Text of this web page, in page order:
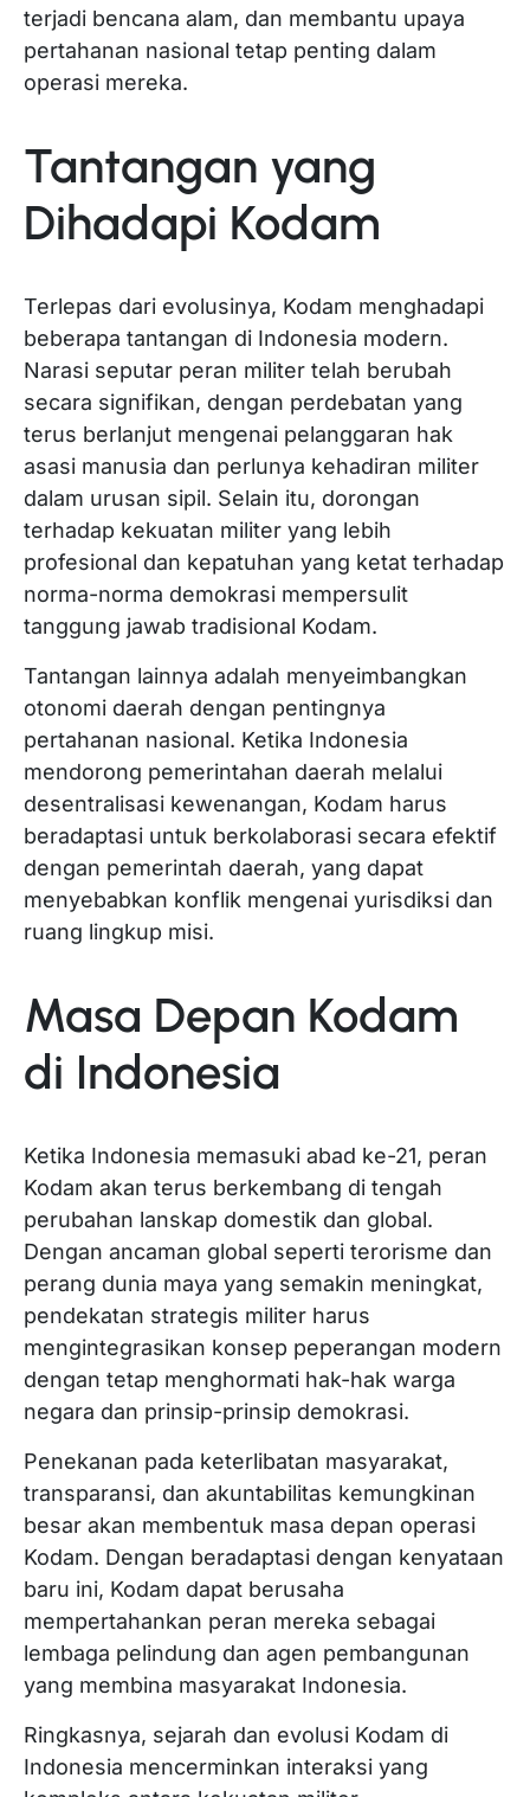
terjadi bencana alam, dan membantu upaya
pertahanan nasional tetap penting dalam
operasi mereka.
Tantangan yang
Dihadapi Kodam
Terlepas dari evolusinya, Kodam menghadapi
beberapa tantangan di Indonesia modern.
Narasi seputar peran militer telah berubah
secara signifikan, dengan perdebatan yang
terus berlanjut mengenai pelanggaran hak
asasi manusia dan perlunya kehadiran militer
dalam urusan sipil. Selain itu, dorongan
terhadap kekuatan militer yang lebih
profesional dan kepatuhan yang ketat terhadap
norma-norma demokrasi mempersulit
tanggung jawab tradisional Kodam.
Tantangan lainnya adalah menyeimbangkan
otonomi daerah dengan pentingnya
pertahanan nasional. Ketika Indonesia
mendorong pemerintahan daerah melalui
desentralisasi kewenangan, Kodam harus
beradaptasi untuk berkolaborasi secara efektif
dengan pemerintah daerah, yang dapat
menyebabkan konflik mengenai yurisdiksi dan
ruang lingkup misi.
Masa Depan Kodam
di Indonesia
Ketika Indonesia memasuki abad ke-21, peran
Kodam akan terus berkembang di tengah
perubahan lanskap domestik dan global.
Dengan ancaman global seperti terorisme dan
perang dunia maya yang semakin meningkat,
pendekatan strategis militer harus
mengintegrasikan konsep peperangan modern
dengan tetap menghormati hak-hak warga
negara dan prinsip-prinsip demokrasi.
Penekanan pada keterlibatan masyarakat,
transparansi, dan akuntabilitas kemungkinan
besar akan membentuk masa depan operasi
Kodam. Dengan beradaptasi dengan kenyataan
baru ini, Kodam dapat berusaha
mempertahankan peran mereka sebagai
lembaga pelindung dan agen pembangunan
yang membina masyarakat Indonesia.
Ringkasnya, sejarah dan evolusi Kodam di
Indonesia mencerminkan interaksi yang